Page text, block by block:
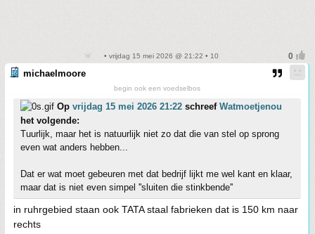
• vrijdag 15 mei 2026 @ 21:22 • 10
michaelmoore
begin ook een voedselbos
Op vrijdag 15 mei 2026 21:22 schreef Watmoetjenou
het volgende:
Tuurlijk, maar het is natuurlijk niet zo dat die van stel op sprong
even wat anders hebben...
Dat er wat moet gebeuren met dat bedrijf lijkt me wel kant en klaar,
maar dat is niet even simpel ''sluiten die stinkbende''
in ruhrgebied staan ook TATA staal fabrieken dat is 150 km naar
rechts